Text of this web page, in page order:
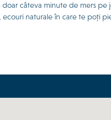
câteva minute de mers pe
naturale în care te poți